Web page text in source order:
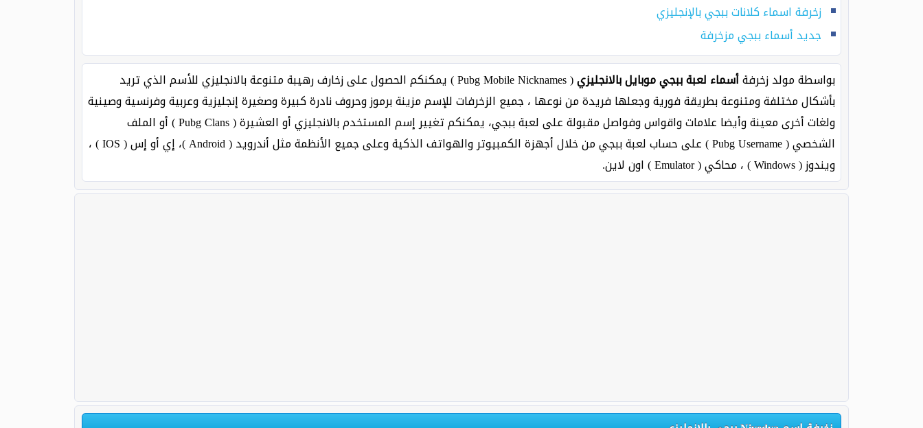
زخرفة اسماء كلانات ببجي بالإنجليزي
جديد أسماء ببجي مزخرفة
بواسطة مولد زخرفةأسماء لعبة ببجي موبايل بالانجليزي
( Pubg Mobile Nicknames ) يمكنكم الحصول على زخارف رهيبة متنوعة بالانجليزي للأسم الذي تريد
بأشكال مختلفة ومتنوعة بطريقة فورية وجعلها فريدة من نوعها ، جميع الزخرفات للإسم مزينة برموز وحروف نادرة كبيرة وصغيرة إنجليزية وعربية وفرنسية وصينية
ولغات أخرى معينة وأيضا علامات واقواس وفواصل مقبولة على لعبة ببجي، يمكنكم تغيير إسم المستخدم بالانجليزي أو العشيرة ( Pubg Clans ) أو الملف
الشخصي ( Pubg Username ) على حساب لعبة ببجي من خلال أجهزة الكمبيوتر والهواتف الذكية وعلى جميع الأنظمة مثل أندرويد ( Android )، إي أو إس ( IOS ) ،
ويندوز ( Windows ) ، محاكي ( Emulator ) اون لاين.